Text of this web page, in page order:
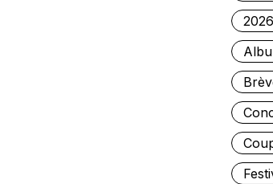
2026